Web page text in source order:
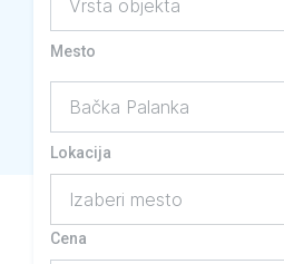
Mesto
Lokacija
Izaberi mesto
Cena